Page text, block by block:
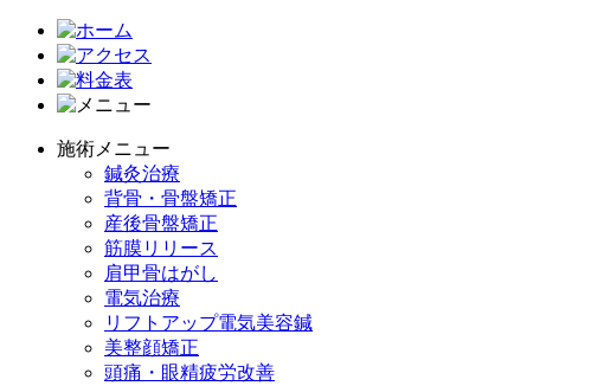
施術メニュー
鍼灸治療
背骨・骨盤矯正
産後骨盤矯正
筋膜リリース
肩甲骨はがし
電気治療
リフトアップ電気美容鍼
美整顔矯正
頭痛・眼精疲労改善